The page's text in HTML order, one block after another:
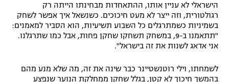
הישראלי לא עניין אותו, ההתאחדות מבחינתו הייתה רק
רגולטורית, וזה ייצר לא מעט חיכוכים. כשנשאל איך אפשר לשחק
בשמיניות כשמתרגלים כל השבוע תשיעיות, הוא הסביר למאמנים:
"תתאמנו ב-9, במשחק תשחקו שחקן פחות, אבל כמו שתרגלנו.
אני אדאג לשנות את זה בישראל".
לשמחתו, וילי רוטנשטיינר כבר שינה את זה, מה שלא מנע מהם
בהמשך חיכוך לא קטן, בגלל שחקן ממחלקת הנוער שנפצע